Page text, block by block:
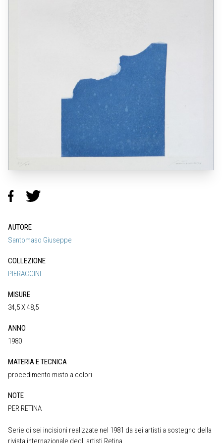
AUTORE
Santomaso Giuseppe
COLLEZIONE
PIERACCINI
MISURE
34,5 X 48,5
ANNO
1980
MATERIA E TECNICA
procedimento misto a colori
NOTE
PER RETINA
Serie di sei incisioni realizzate nel 1981 da sei artisti a sostegno della